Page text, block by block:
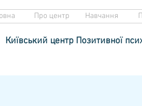
Про центр Навчання
Київський центр Позитивної